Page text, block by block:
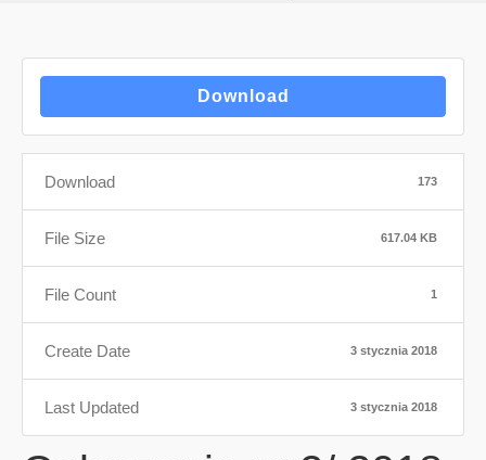
Download
Download 173
File Size 617.04 KB
File Count 1
Create Date 3 stycznia 2018
Last Updated 3 stycznia 2018